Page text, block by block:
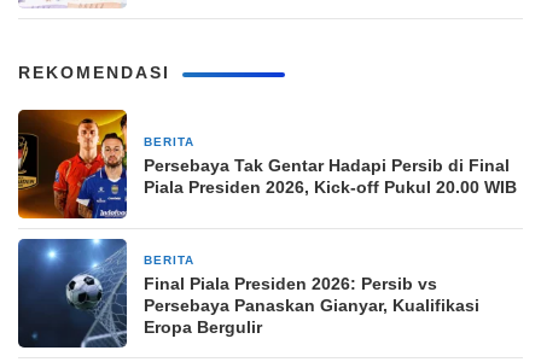
REKOMENDASI
BERITA
Persebaya Tak Gentar Hadapi Persib di Final
Piala Presiden 2026, Kick-off Pukul 20.00 WIB
BERITA
Final Piala Presiden 2026: Persib vs
Persebaya Panaskan Gianyar, Kualifikasi
Eropa Bergulir